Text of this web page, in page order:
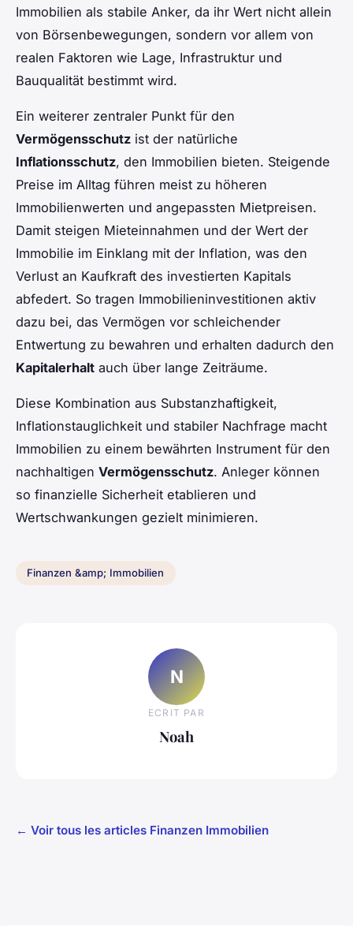
Immobilien als stabile Anker, da ihr Wert nicht allein
von Börsenbewegungen, sondern vor allem von
realen Faktoren wie Lage, Infrastruktur und
Bauqualität bestimmt wird.
Ein weiterer zentraler Punkt für den
Vermögensschutz ist der natürliche
Inflationsschutz, den Immobilien bieten. Steigende
Preise im Alltag führen meist zu höheren
Immobilienwerten und angepassten Mietpreisen.
Damit steigen Mieteinnahmen und der Wert der
Immobilie im Einklang mit der Inflation, was den
Verlust an Kaufkraft des investierten Kapitals
abfedert. So tragen Immobilieninvestitionen aktiv
dazu bei, das Vermögen vor schleichender
Entwertung zu bewahren und erhalten dadurch den
Kapitalerhalt auch über lange Zeiträume.
Diese Kombination aus Substanzhaftigkeit,
Inflationstauglichkeit und stabiler Nachfrage macht
Immobilien zu einem bewährten Instrument für den
nachhaltigen Vermögensschutz. Anleger können
so finanzielle Sicherheit etablieren und
Wertschwankungen gezielt minimieren.
Finanzen &amp; Immobilien
N
ECRIT PAR
Noah
← Voir tous les articles Finanzen Immobilien